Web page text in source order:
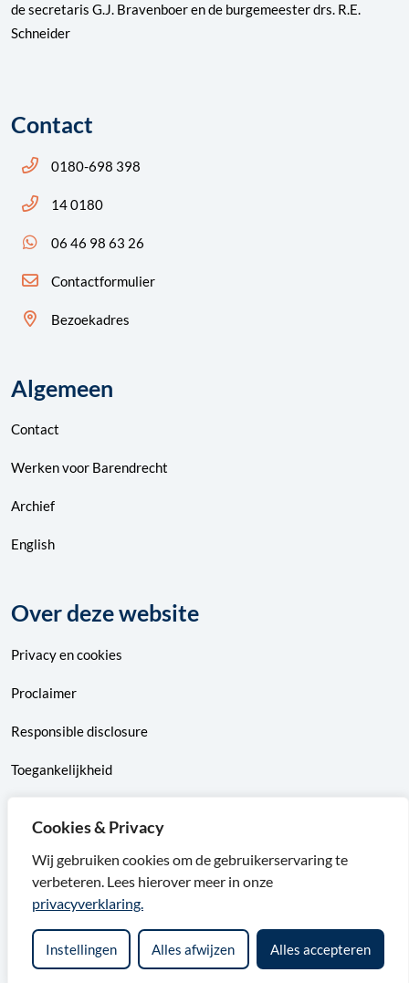
Cookies & Privacy
Wij gebruiken cookies om de gebruikerservaring te
verbeteren. Lees hierover meer in onze
privacyverklaring.
Instellingen Alles afwijzen Alles accepteren
de secretaris G.J. Bravenboer en de burgemeester drs. R.E.
Schneider
Contact
Bel ons: 14 0180
0180-698 398
Bel ons: 14 0180
14 0180
App ons: 06 46 98 63 26 (WhatsApp)
06 46 98 63 26
Contactformulier
Bezoekadres
Algemeen
Contact
Werken voor Barendrecht
Archief
English
Over deze website
Privacyencookies
Proclaimer
Responsible disclosure
Toegankelijkheid
F
a
c
e
X
v
a
n
n
t
i
n
k